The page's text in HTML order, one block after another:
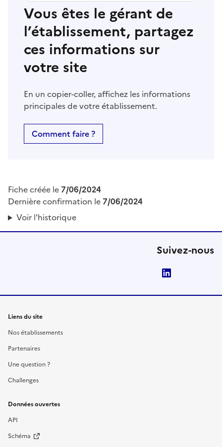
Vous êtes le gérant de
l’établissement, partagez
ces informations sur
votre site
En un copier-coller, affichez les informations
principales de votre établissement.
Comment faire ?
Fiche créée le 7/06/2024
Dernière confirmation le 7/06/2024
Voir l'historique
Suivez-nous
Liens du site
Nos établissements
Partenaires
Une question ?
Challenges
Données ouvertes
API
Schéma